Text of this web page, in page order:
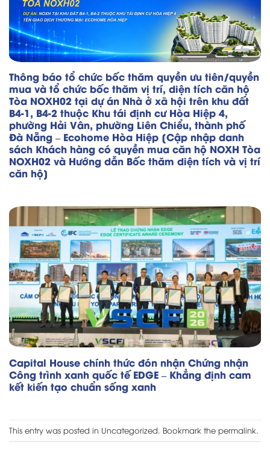
Thông báo tổ chức bốc thăm quyền ưu tiên/quyền
mua và tổ chức bốc thăm vị trí, diện tích căn hộ
Tòa NOXH02 tại dự án Nhà ở xã hội trên khu đất
B4-1, B4-2 thuộc Khu tái định cư Hòa Hiệp 4,
phường Hải Vân, phường Liên Chiểu, thành phố
Đà Nẵng – Ecohome Hòa Hiệp [Cập nhập danh
sách Khách hàng có quyền mua căn hộ NOXH Tòa
NOXH02 và Hướng dẫn Bốc thăm diện tích và vị trí
căn hộ]
Capital House chính thức đón nhận Chứng nhận
Công trình xanh quốc tế EDGE – Khẳng định cam
kết kiến tạo chuẩn sống xanh
This entry was posted in Uncategorized. Bookmark the permalink.